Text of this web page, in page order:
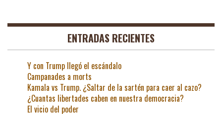
ENTRADAS RECIENTES
Y con Trump llegó el escándalo
Campanades a morts
Kamala vs Trump. ¿Saltar de la sartén para caer al cazo?
¿Cuantas libertades caben en nuestra democracia?
El vicio del poder